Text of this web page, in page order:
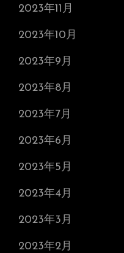
2023年11月
2023年10月
2023年9月
2023年8月
2023年7月
2023年6月
2023年5月
2023年4月
2023年3月
2023年2月